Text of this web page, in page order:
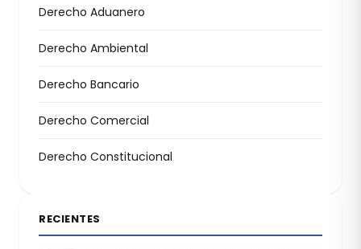
Derecho Aduanero
Derecho Ambiental
Derecho Bancario
Derecho Comercial
Derecho Constitucional
RECIENTES